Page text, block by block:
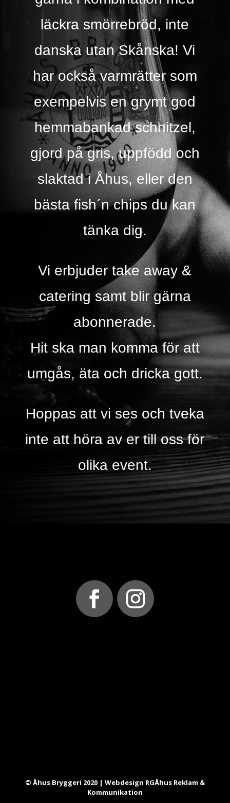
läckra smörrebröd, inte
danska utan Skånska! Vi
har också varmrätter som
exempelvis en grymt god
hemmabankad schnitzel,
gjord på gris, uppfödd och
slaktad i Åhus, eller den
bästa fish´n chips du kan
tänka dig.
Vi erbjuder take away &
catering samt blir gärna
abonnerade.
Hit ska man komma för att
umgås, äta och dricka gott.
Hoppas att vi ses och tveka
inte att höra av er till oss för
olika event.
© Åhus Bryggeri 2020 | Webdesign RGÅhus Reklam &
Kommunikation